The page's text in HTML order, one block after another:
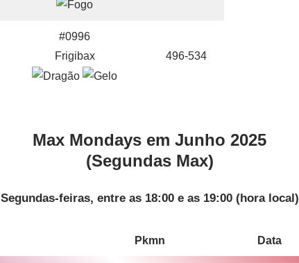
#0996
Frigibax
496-534
Max Mondays em Junho 2025
(Segundas Max)
Segundas-feiras, entre as 18:00 e as 19:00 (hora local)
Pkmn Data